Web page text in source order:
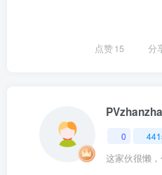
点赞15 分
0
这家伙很懒